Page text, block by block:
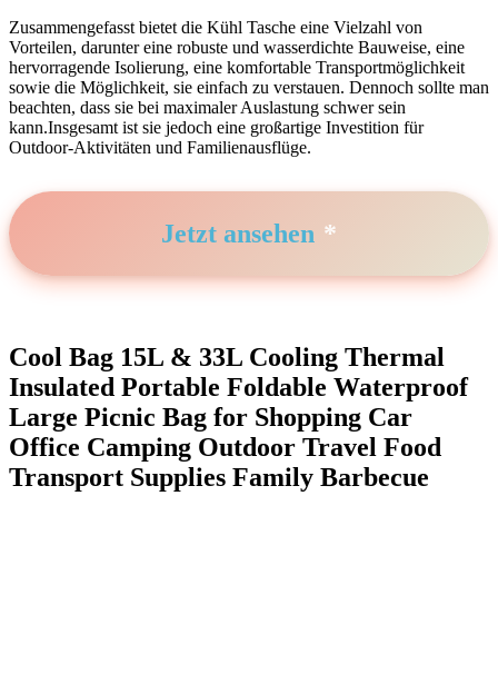
Zusammengefasst bietet die Kühl‍ Tasche eine Vielzahl von
Vorteilen, darunter eine⁤ robuste und wasserdichte Bauweise, eine
hervorragende Isolierung, eine komfortable Transportmöglichkeit
sowie‍ die Möglichkeit, sie einfach ⁤zu verstauen. Dennoch sollte man
beachten, dass sie bei maximaler Auslastung schwer sein
kann.Insgesamt ist sie jedoch eine großartige Investition für
Outdoor-Aktivitäten und Familienausflüge.
Jetzt ansehen
Cool Bag 15L & 33L Cooling Thermal
Insulated Portable Foldable Waterproof
Large Picnic Bag for Shopping Car
‌Office Camping Outdoor Travel Food⁣
Transport Supplies Family Barbecue